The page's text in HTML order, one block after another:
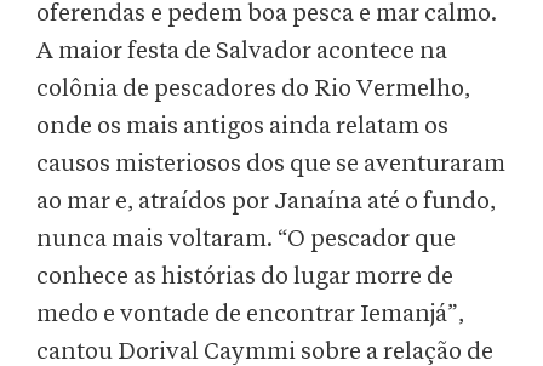
oferendas e pedem boa pesca e mar calmo.
A maior festa de Salvador acontece na
colônia de pescadores do Rio Vermelho,
onde os mais antigos ainda relatam os
causos misteriosos dos que se aventuraram
ao mar e, atraídos por Janaína até o fundo,
nunca mais voltaram. “O pescador que
conhece as histórias do lugar morre de
medo e vontade de encontrar Iemanjá”,
cantou Dorival Caymmi sobre a relação de